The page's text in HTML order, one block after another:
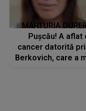
MĂRTURIA
Pușcău! A
cancer datorită
Berkovich, care a